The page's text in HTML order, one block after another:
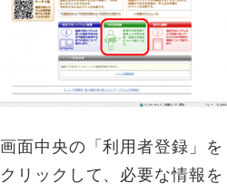
画面中央の「利用者登録」を
クリックして、必要な情報を